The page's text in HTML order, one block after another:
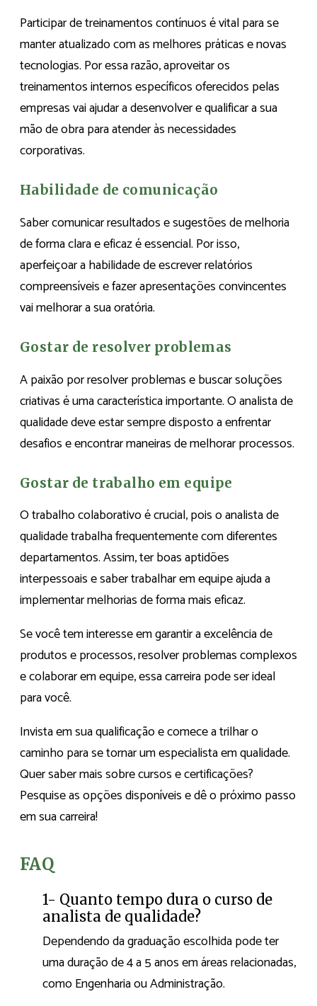
Participar de treinamentos contínuos é vital para se
manter atualizado com as melhores práticas e novas
tecnologias. Por essa razão, aproveitar os
treinamentos internos específicos oferecidos pelas
empresas vai ajudar a desenvolver e qualificar a sua
mão de obra para atender às necessidades
corporativas.
Habilidade de comunicação
Saber comunicar resultados e sugestões de melhoria
de forma clara e eficaz é essencial. Por isso,
aperfeiçoar a habilidade de escrever relatórios
compreensíveis e fazer apresentações convincentes
vai melhorar a sua oratória.
Gostar de resolver problemas
A paixão por resolver problemas e buscar soluções
criativas é uma característica importante. O analista de
qualidade deve estar sempre disposto a enfrentar
desafios e encontrar maneiras de melhorar processos.
Gostar de trabalho em equipe
O trabalho colaborativo é crucial, pois o analista de
qualidade trabalha frequentemente com diferentes
departamentos. Assim, ter boas aptidões
interpessoais e saber trabalhar em equipe ajuda a
implementar melhorias de forma mais eficaz.
Se você tem interesse em garantir a excelência de
produtos e processos, resolver problemas complexos
e colaborar em equipe, essa carreira pode ser ideal
para você.
Invista em sua qualificação e comece a trilhar o
caminho para se tornar um especialista em qualidade.
Quer saber mais sobre cursos e certificações?
Pesquise as opções disponíveis e dê o próximo passo
em sua carreira!
FAQ
1- Quanto tempo dura o curso de
analista de qualidade?
Dependendo da graduação escolhida pode ter
uma duração de 4 a 5 anos em áreas relacionadas,
como Engenharia ou Administração.